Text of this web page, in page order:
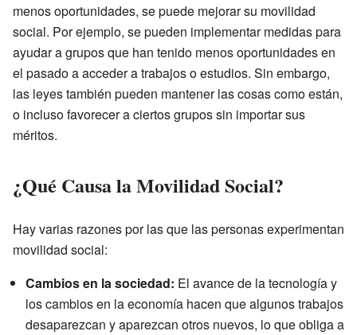
menos oportunidades, se puede mejorar su movilidad
social. Por ejemplo, se pueden implementar medidas para
ayudar a grupos que han tenido menos oportunidades en
el pasado a acceder a trabajos o estudios. Sin embargo,
las leyes también pueden mantener las cosas como están,
o incluso favorecer a ciertos grupos sin importar sus
méritos.
¿Qué Causa la Movilidad Social?
Hay varias razones por las que las personas experimentan
movilidad social:
Cambios en la sociedad: El avance de la tecnología y
los cambios en la economía hacen que algunos trabajos
desaparezcan y aparezcan otros nuevos, lo que obliga a